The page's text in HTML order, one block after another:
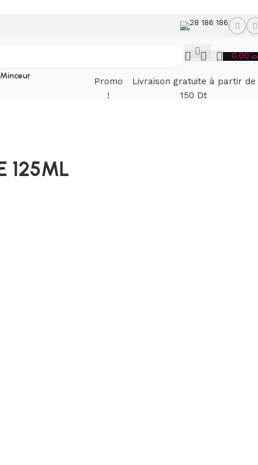
28 186 186
Minceur
Promo
!
Livraison gratuite à partir de
150 Dt
125ML